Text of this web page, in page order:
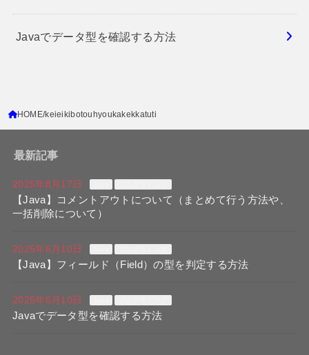
Javaでデータ型を確認する方法
HOME keieikibotouhyoukakekkatuti
最新記事
2025年8月17日
【Java】コメントアウトについて（まとめて行う方法や、
一括削除について）
2025年6月10日
【Java】フィールド（Field）の型を判定する方法
2025年6月10日
Javaでデータ型を確認する方法